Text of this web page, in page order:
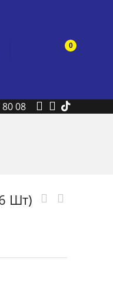
0
80 08
Шт)